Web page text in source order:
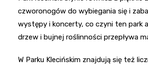
czworonogów do wybiegania się i
występy i koncerty, co czyni ten park
drzew i bujnej roślinności przepływa
W Parku Klecińskim znajdują się też